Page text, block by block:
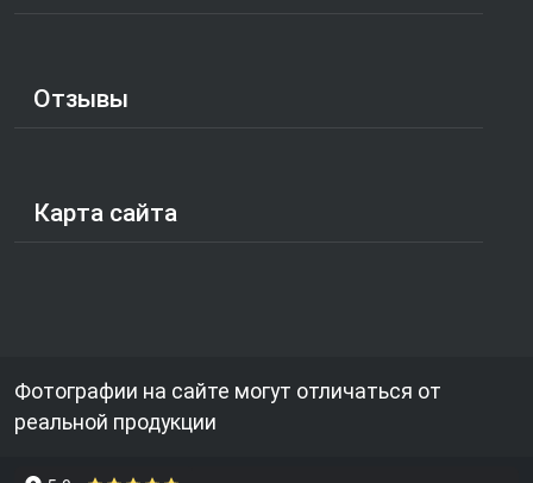
Отзывы
Карта сайта
Фотографии на сайте могут отличаться от
реальной продукции